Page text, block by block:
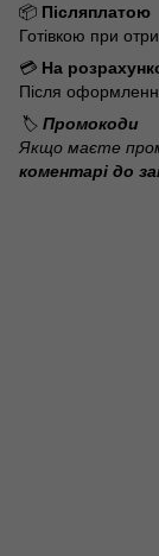
📦 Післяплатою
Готівкою при
💳 На
Після
🏷️ Промокоди
Якщо маєте
коментарі до